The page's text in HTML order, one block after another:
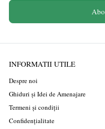
INFORMATII UTILE
Despre noi
Ghiduri și Idei de Amenajare
Termeni și condiții
Confidențialitate